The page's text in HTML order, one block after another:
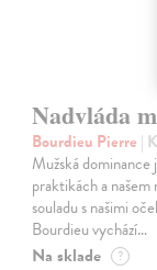
Nadvláda
Bourdieu Pierre |
Mužská dominance
praktikách a našem
souladu s našimi
Bourdieu vychází…
Na sklade ?